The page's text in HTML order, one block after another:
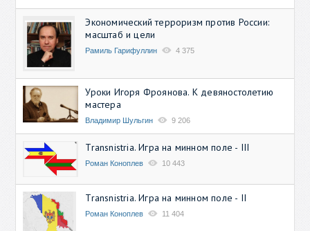
Экономический терроризм против России:
масштаб и цели
Рамиль Гарифуллин 4 375
Уроки Игоря Фроянова. К девяностолетию
мастера
Владимир Шульгин 9 206
Transnistria. Игра на минном поле - III
Роман Коноплев 10 443
Transnistria. Игра на минном поле - II
Роман Коноплев 11 404